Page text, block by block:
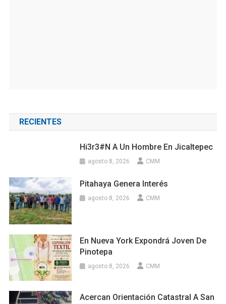
RECIENTES
Hi3r3#n A Un Hombre En Jicaltepec
agosto 8, 2026 CMM
Pitahaya Genera Interés
agosto 8, 2026 CMM
En Nueva York Expondrá Joven De
Pinotepa
agosto 8, 2026 CMM
Acercan Orientación Catastral A San